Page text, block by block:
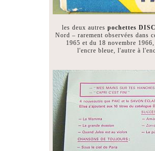
les deux autres pochettes
Nord – rarement observées dans
1965 et du 18 novembre
l'encre bleue, l'autre à